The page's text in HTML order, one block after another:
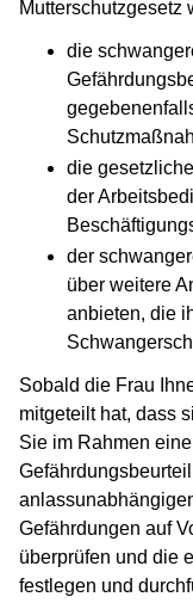
Mutterschutzgesetz
die
die
der
der
über weitere
anbieten, die
Sobald die Frau
mitgeteilt hat, dass
Sie im Rahmen
Gefährdungen auf
überprüfen und die
festlegen und